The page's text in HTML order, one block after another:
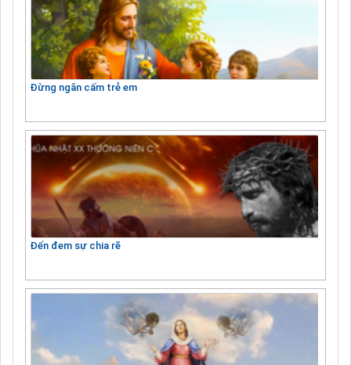
Đừng ngăn cấm trẻ em
Đến đem sự chia rẽ